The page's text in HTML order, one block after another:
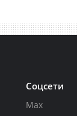
Соцсети
Max